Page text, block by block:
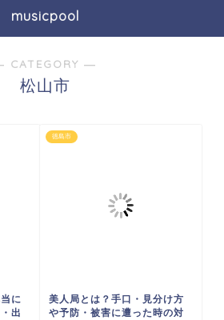
musicpool
CATEGORY ―
松山市
に
出
徳島市
美人局とは？手口・見分け方
や予防・被害に遭った時の対